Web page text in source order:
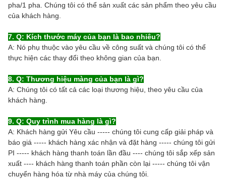
pha/1 pha. Chúng tôi có thể sản xuất các sản phẩm theo yêu cầu
của khách hàng.
7. Q: Kích thước máy của bạn là bao nhiêu?
A: Nó phụ thuộc vào yêu cầu về công suất và chúng tôi có thể
thực hiện các thay đổi theo không gian của bạn.
8. Q: Thương hiệu màng của bạn là gì?
A: Chúng tôi có tất cả các loại thương hiệu, theo yêu cầu của
khách hàng.
9. Q: Quy trình mua hàng là gì?
A: Khách hàng gửi Yêu cầu ----- chúng tôi cung cấp giải pháp và
báo giá ----- khách hàng xác nhận và đặt hàng ----- chúng tôi gửi
PI ----- khách hàng thanh toán lần đầu ---- chúng tôi sắp xếp sản
xuất ---- khách hàng thanh toán phần còn lại ----- chúng tôi vận
chuyển hàng hóa từ nhà máy của chúng tôi.